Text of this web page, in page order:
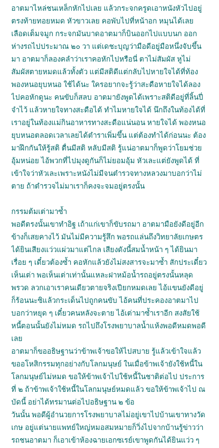
อาตมาไหล่ชนเหล็กหักไปเลย แล้วกระจกครูดเอาหนังหัวไปอยู่
ตรงท้ายทอยหมด หัวขาวเลย คอพับไปที่หน้าอก หมุนได้เลย
เลือดเต็มจมูก กระจกมันบาดอาตมาก็บินออกไปแบบนก ออก
ห่างรถไปประมาณ ๒๐ วา แต่เดชะบุญว่ามือดีอยู่มือหนึ่งจับขึ้น
มา อาตมาก็ลองคลำว่าเราคอหักไปหรือนี่ ตาไม่สัมผัส หูไม่
สัมผัสตายหมดแล้วทั้งตัว แต่มีสติดีแต่กลับไปหายใจได้ที่ท้อง
พองหนอยุบหนอ ใช้ได้นะ ใครอยากจะรู้ว่าสะดือหายใจได้ลอง
ไปคอหักดูนะ คนขับก็สลบ อาตมายังพูดได้เพราะสติดีอยู่ที่ลิ้นปี่
จำไว้ แล้วหายใจทางสะดือได้ ทำไมหายใจได้ นึกถึงในท้องได้ที่
เราอยู่ในท้องแม่กินอาหารทางสะดือแน่นอน หายใจได้ พองหนอ
ยุบหนอตลอดเวลาเลยได้ตำราเพิ่มขึ้น แต่ต้องทำได้ก่อนนะ ต้อง
มาฝึกกันให้รู้สติ ตื่นมีสติ หลับมีสติ รู้แน่อาตมาก็พูดว่าโยมช่วย
อุ้มหน่อย ไอ้พวกที่ไปมุงดูกันก็ไม่ยอมอุ้ม หัวเละแต่ยังพูดได้ ที่
เข้าใจว่าหัวเละเพราะหนังไม่มีจนตำรวจทางหลวงมาบอกว่าไม่
ตาย ถ้าตำรวจไม่มาเราก็คงจะจมอยู่ตรงนั้น
กรรมต้มเต่ามาซ้ำ
พอดีตรงนั้นเขาทำอิฐ เถ้าแก่เขาก็ขับรถมา อาตมามือยังดีอยู่อีก
ข้างก็เสยคางไว้ มันไม่มีความรู้สึก พอรถแล่นถึงวิทยาลัยเกษตร
ได้ยินเสียงแว่วแผ่วมาแต่ไกล เสียงดังนี้สมน้ำหน้า ๆ ได้ยินมา
เรื่อย ๆ เดี๋ยวต้องซ้ำ คอหักแล้วยังไม่สงสารจะมาซ้ำ สักประเดี๋ยว
เห็นเต่า พอเห็นเต่าเท่านั้นแหละฝาหม้อน้ำรถอยู่ตรงนั้นหลุด
พรวด ลวกเอาเราคนเดียวตายจริงเปียกหมดเลย ไอ้แขนยังดีอยู่
ก็ร้อนนะซิแล้วกระเด็นไปถูกคนขับ ไอ้คนที่ประคองอาตมาไป
บอกว่าหยุด ๆ เดี๋ยวคนหลังจะตาย ไอ้เต่ามาซ้ำเราอีก สงสัยใช้
หนี้ตอนนั้นยังไม่หมด รถไปถึงโรงพยาบาลน้ำแห้งพอดีหมดพอดี
เลย
อาตมาก็ขออธิษฐานว่าข้าพเจ้าขอให้ไปสบาย รู้แล้วเข้าใจแล้ว
ขออโหสิกรรมทุกอย่างกับโลกมนุษย์ ในเมื่อข้าพเจ้ายังใช้หนี้ใน
โลกมนุษย์ไม่หมด ขอให้ข้าพเจ้าไปใช้หนี้ในชาติต่อไป ประการ
ที่ ๒ ถ้าข้าพเจ้าใช้หนี้ในโลกมนุษย์หมดแล้ว ขอให้ข้าพเจ้าไป ณ
บัดนี้ อย่าได้ทรมานต่อไปอธิษฐาน ๒ ข้อ
วันนั้น พอดีผู้อำนวยการโรงพยาบาลไม่อยู่เขาไปบ้านเขาทางวัด
เกษ อยู่แต่นายแพทย์ใหญ่หมอสมหมายก็วิ่งไปจากบ้านรู้ข่าวว่า
รถชนอาตมา ก็เอาเข้าห้องฉายเอกซเรย์เขาพูดกันได้ยินแว่ว ๆ